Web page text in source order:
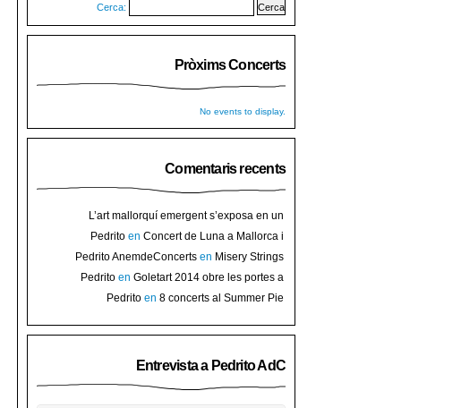
Cerca:
Pròxims Concerts
No events to display.
Comentaris recents
L’art mallorquí emergent s’exposa en un
carrer de Binissalem ⋆ Noticias de hoy
en
Binissalem
Pedrito en Concert de Luna a Mallorca i
sorteig d’entrades
Pedrito AnemdeConcerts en Misery Strings
presenten nou disc al Teatre Mar i Terra de
Pedrito en Goletart 2014 obre les portes a
l’art de Binissalem
Pedrito en 8 concerts al Summer Pie
Entrevista a Pedrito AdC